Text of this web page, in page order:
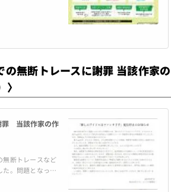
無断トレースに謝罪 当該作家の
罪 当該作家の作
無断トレースなど
た。問題となって